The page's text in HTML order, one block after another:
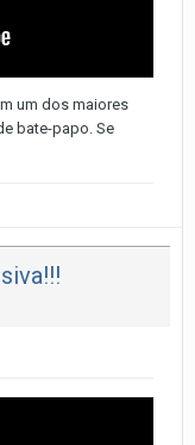
um dos maiores
bate-papo. Se